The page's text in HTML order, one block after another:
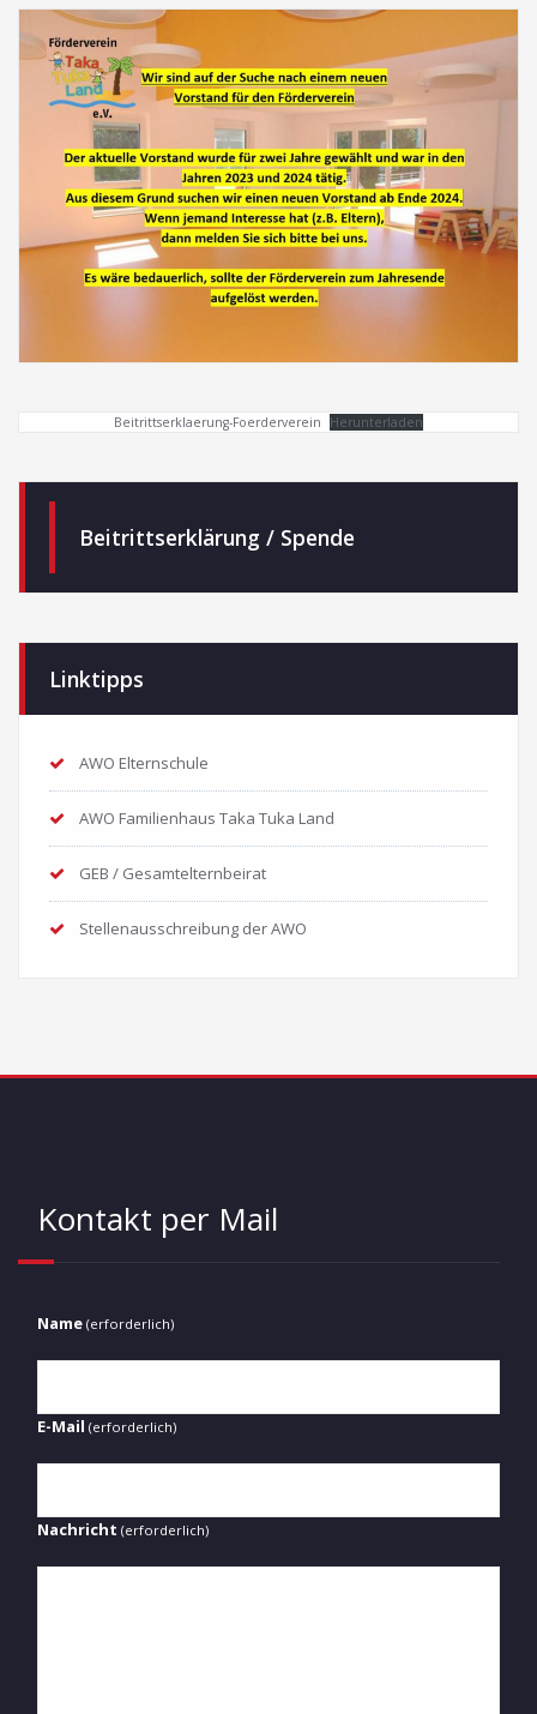
Beitrittserklaerung-Foerderverein Herunterladen
Beitrittserklärung / Spende
Linktipps
AWO Elternschule
AWO Familienhaus Taka Tuka Land
GEB / Gesamtelternbeirat
Stellenausschreibung der AWO
Kontakt per Mail
Name (erforderlich)
E-Mail (erforderlich)
Nachricht (erforderlich)